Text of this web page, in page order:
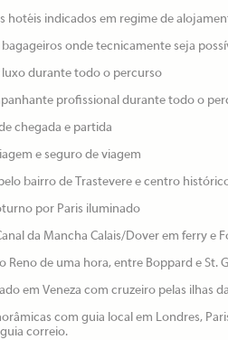
hotéis indicados em regime de
bagageiros onde tecnicamente seja
luxo durante todo o percurso
profissional durante todo o
chegada e partida
e seguro de viagem
bairro de Trastevere e centro
por Paris iluminado
da Mancha Calais/Dover em ferry e
Reno de uma hora, entre Boppard e St.
em Veneza com cruzeiro pelas ilhas
com guia local em Londres,
correio.